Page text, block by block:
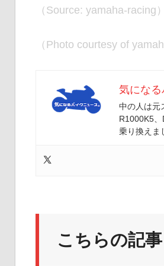
（Source: yamaha-racing）
（Photo courtesy of
気になる
中の人は元
R1000K5
乗り換えま
こちらの記